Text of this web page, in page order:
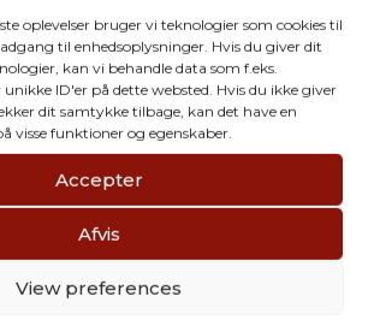
oplevelser bruger vi teknologier som cookies til
til enhedsoplysninger. Hvis du giver dit
kan vi behandle data som f.eks.
ID'er på dette websted. Hvis du ikke giver
dit samtykke tilbage, kan det have en
visse funktioner og egenskaber.
Accepter
Afvis
View preferences